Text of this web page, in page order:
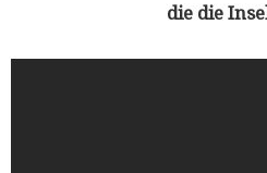
die die